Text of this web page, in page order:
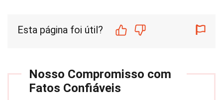
Esta página foi útil?
Nosso Compromisso com
Fatos Confiáveis